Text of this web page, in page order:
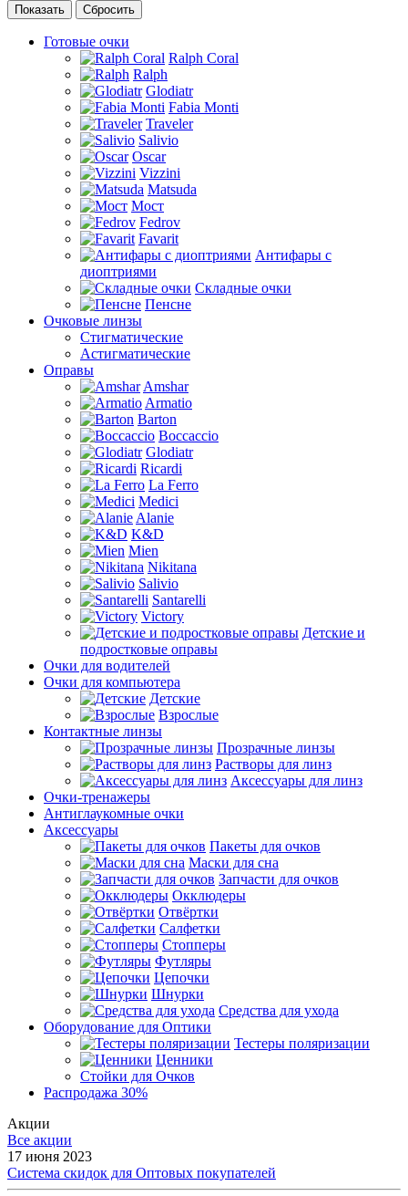
Сбросить
Готовые очки
Ralph Coral
Ralph
Glodiatr
Fabia Monti
Traveler
Salivio
Oscar
Vizzini
Matsuda
Мост
Fedrov
Favarit
Антифары с
диоптриями
Складные очки
Пенсне
Очковые линзы
Стигматические
Астигматические
Оправы
Amshar
Armatio
Barton
Boccaccio
Glodiatr
Ricardi
La Ferro
Medici
Alanie
K&D
Mien
Nikitana
Salivio
Santarelli
Victory
Детские и
подростковые оправы
Очки для водителей
Очки для компьютера
Детские
Взрослые
Контактные линзы
Прозрачные линзы
Растворы для линз
Аксессуары для линз
Очки-тренажеры
Антиглаукомные очки
Аксессуары
Пакеты для очков
Маски для сна
Запчасти для очков
Окклюдеры
Отвёртки
Салфетки
Стопперы
Футляры
Цепочки
Шнурки
Средства для ухода
Оборудование для Оптики
Тестеры поляризации
Ценники
Стойки для Очков
Распродажа 30%
Акции
Все акции
17 июня 2023
Система скидок для Оптовых покупателей